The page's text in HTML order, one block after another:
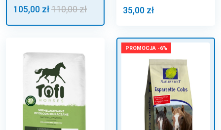
105,00 zł110,00 zł 35,00 zł
PROMOCJA -6%